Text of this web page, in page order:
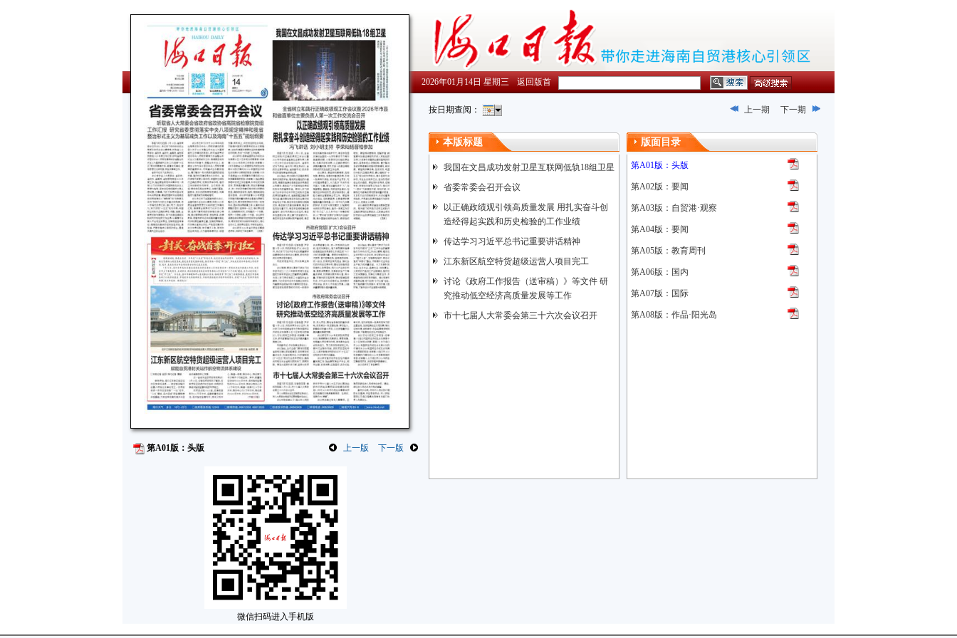
2026年01月14日 星期三 返回版首
第A01版：头版 上一版 下一版
微信扫码进入手机版
按日期查阅： 上一期 下一期
本版标题
我国在文昌成功发射卫星互联网低轨18组卫星
省委常委会召开会议
以正确政绩观引领高质量发展 用扎实奋斗创
造经得起实践和历史检验的工作业绩
传达学习习近平总书记重要讲话精神
江东新区航空特货超级运营人项目完工
讨论《政府工作报告（送审稿）》等文件 研
究推动低空经济高质量发展等工作
市十七届人大常委会第三十六次会议召开
版面目录
第A01版：头版
第A02版：要闻
第A03版：自贸港·观察
第A04版：要闻
第A05版：教育周刊
第A06版：国内
第A07版：国际
第A08版：作品·阳光岛